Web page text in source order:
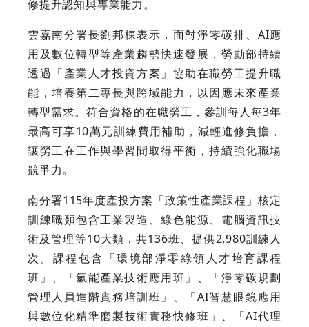
修提升認知與專業能力。
雲嘉南分署長劉邦棟表示，面對淨零碳排、AI應
用及數位轉型等產業趨勢快速發展，勞動部持續
透過「產業人才投資方案」協助在職勞工提升職
能，培養第二專長與跨域能力，以因應未來產業
轉型需求。符合資格的在職勞工，參訓每人每3年
最高可享10萬元訓練費用補助，減輕進修負擔，
讓勞工在工作與學習間取得平衡，持續強化職場
競爭力。
南分署115年度產投方案「政策性產業課程」核定
訓練職類包含工業製造、綠色能源、電腦資訊技
術及管理等10大類，共136班、提供2,980訓練人
次。課程包含「環境部淨零綠領人才培育課程
班」、「氫能產業技術應用班」、「淨零碳規劃
管理人員進階實務培訓班」、「AI智慧眼鏡應用
與數位化精準磨製技術實務快修班」、「AI代理